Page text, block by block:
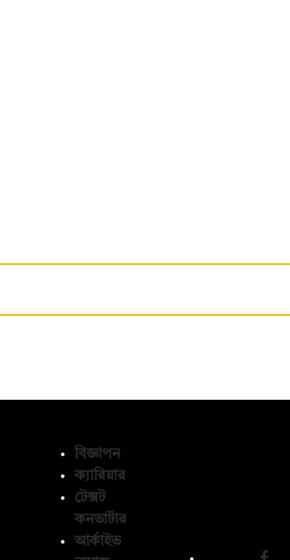
বিজ্ঞাপন
ক্যারিয়ার
টেক্সট
কনভার্টার
আর্কাইভ